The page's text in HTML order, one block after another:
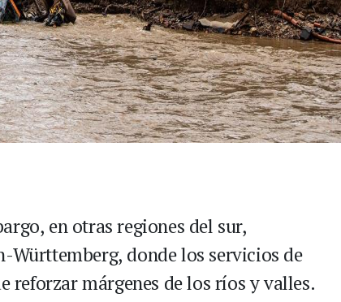
en otras regiones del sur,
Württemberg, donde los servicios de
márgenes de los ríos y valles.